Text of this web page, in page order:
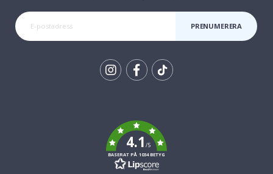
PRENUMERERA
4.1/5
BASERAT PÅ 1034 BETYG